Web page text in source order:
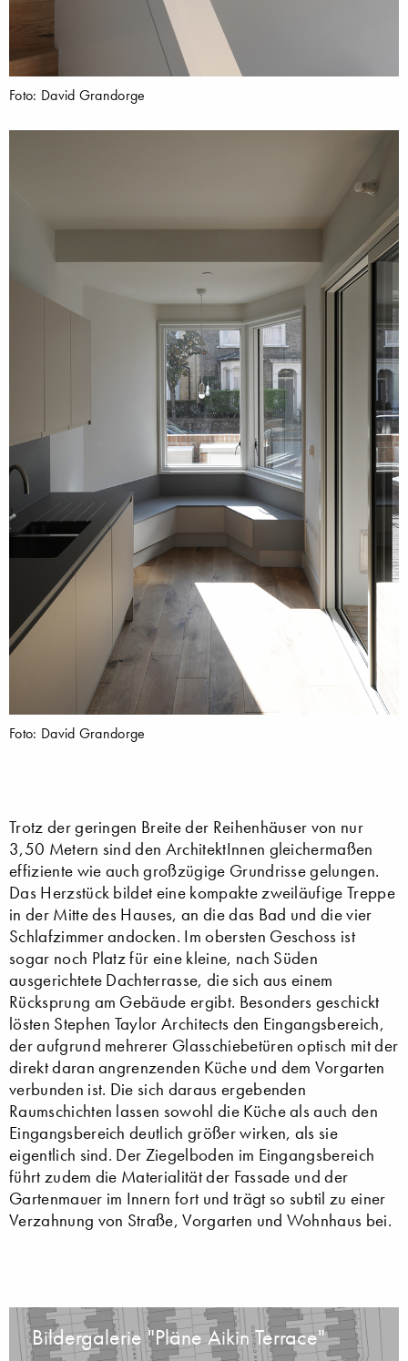
Foto: David Grandorge
Foto: David Grandorge
Trotz der geringen Breite der Reihenhäuser von nur
3,50 Metern sind den ArchitektInnen gleichermaßen
effiziente wie auch großzügige Grundrisse gelungen.
Das Herzstück bildet eine kompakte zweiläufige Treppe
in der Mitte des Hauses, an die das Bad und die vier
Schlafzimmer andocken. Im obersten Geschoss ist
sogar noch Platz für eine kleine, nach Süden
ausgerichtete Dachterrasse, die sich aus einem
Rücksprung am Gebäude ergibt. Besonders geschickt
lösten Stephen Taylor Architects den Eingangsbereich,
der aufgrund mehrerer Glasschiebetüren optisch mit der
direkt daran angrenzenden Küche und dem Vorgarten
verbunden ist. Die sich daraus ergebenden
Raumschichten lassen sowohl die Küche als auch den
Eingangsbereich deutlich größer wirken, als sie
eigentlich sind. Der Ziegelboden im Eingangsbereich
führt zudem die Materialität der Fassade und der
Gartenmauer im Innern fort und trägt so subtil zu einer
Verzahnung von Straße, Vorgarten und Wohnhaus bei.
Bildergalerie "Pläne Aikin Terrace"